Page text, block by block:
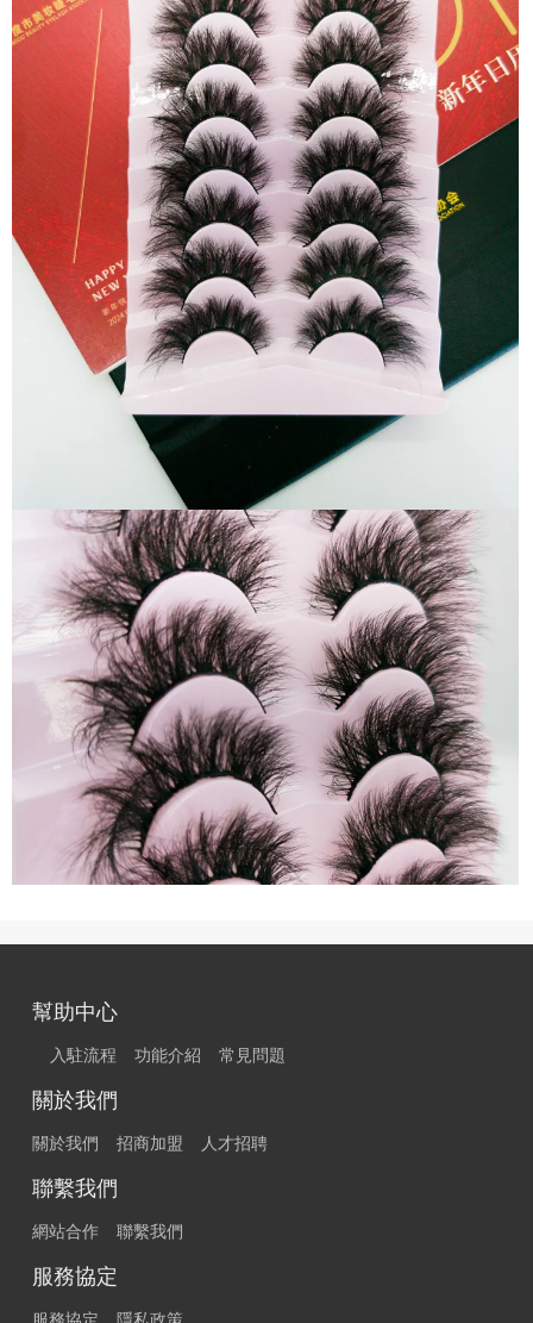
幫助中心
入駐流程 功能介紹 常見問題
關於我們
關於我們 招商加盟 人才招聘
聯繫我們
網站合作 聯繫我們
服務協定
服務協定 隱私政策